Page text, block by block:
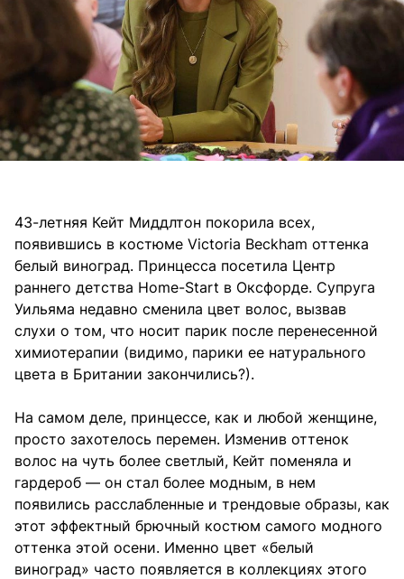
43-летняя Кейт Миддлтон покорила всех,
появившись в костюме Victoria Beckham оттенка
белый виноград. Принцесса посетила Центр
раннего детства Home-Start в Оксфорде. Супруга
Уильяма недавно сменила цвет волос, вызвав
слухи о том, что носит парик после перенесенной
химиотерапии (видимо, парики ее натурального
цвета в Британии закончились?).
На самом деле, принцессе, как и любой женщине,
просто захотелось перемен. Изменив оттенок
волос на чуть более светлый, Кейт поменяла и
гардероб — он стал более модным, в нем
появились расслабленные и трендовые образы, как
этот эффектный брючный костюм самого модного
оттенка этой осени. Именно цвет «белый
виноград» часто появляется в коллекциях этого